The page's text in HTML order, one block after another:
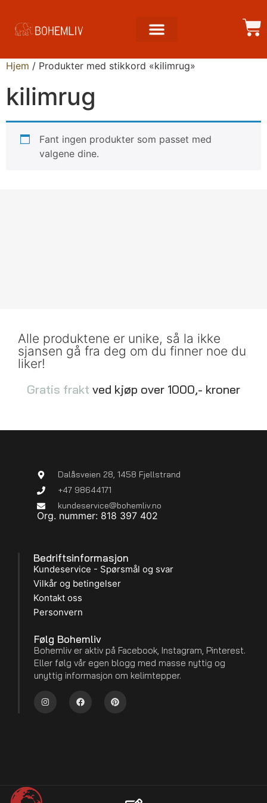
Hjem / Produkter med stikkord «kilimrug»
kilimrug
Fant ingen produkter som passet med
valgene dine.
Alle produktene er unike, så la ikke
sjansen gå fra deg om du finner noe du
liker!
Gratis frakt ved kjøp over 1000,- kroner
Dalåsveien 28, 1458 Fjellstrand
+47 98644171
kundeservice@bohemliv.no
Org. nummer: 818 397 402
Bedriftsinformasjon
Kundeservice - Spørsmål og svar
Vilkår og betingelser
Kontakt oss
Personvern
Følg Bohemliv
Bohemliv er aktiv på Facebook, Instagram, Pinterest.
Eller følg vår egen blogg med masse nyttig og
unyttig informasjon om kelimtepper.